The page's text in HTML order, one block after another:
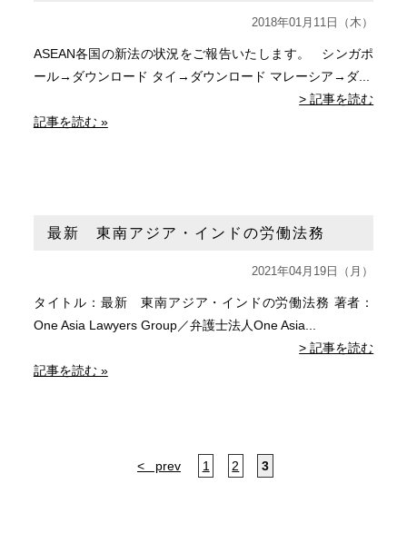
2018年01月11日（木）
ASEAN各国の新法の状況をご報告いたします。 シンガポ
ール→ダウンロード タイ→ダウンロード マレーシア→ダ...
> 記事を読む
記事を読む »
最新 東南アジア・インドの労働法務
2021年04月19日（月）
タイトル：最新 東南アジア・インドの労働法務 著者：
One Asia Lawyers Group／弁護士法人One Asia...
> 記事を読む
記事を読む »
< prev 1 2 3